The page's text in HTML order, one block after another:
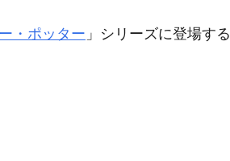
・ポッター 」シリーズに登場する